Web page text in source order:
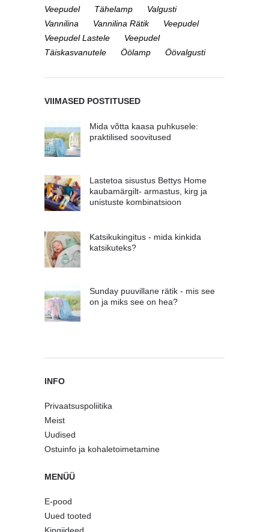
Veepudel
Tähelamp
Valgusti
Vannilina
Vannilina Rätik
Veepudel
Veepudel Lastele
Veepudel
Täiskasvanutele
Öölamp Öövalgusti
VIIMASED POSTITUSED
Mida võtta kaasa puhkusele:
praktilised soovitused
Lastetoa sisustus Bettys Home
kaubamärgilt- armastus, kirg ja
unistuste kombinatsioon
Katsikukingitus - mida kinkida
katsikuteks?
Sunday puuvillane rätik - mis see
on ja miks see on hea?
INFO
Privaatsuspoliitika
Meist
Uudised
Ostuinfo ja kohaletoimetamine
MENÜÜ
E-pood
Uued tooted